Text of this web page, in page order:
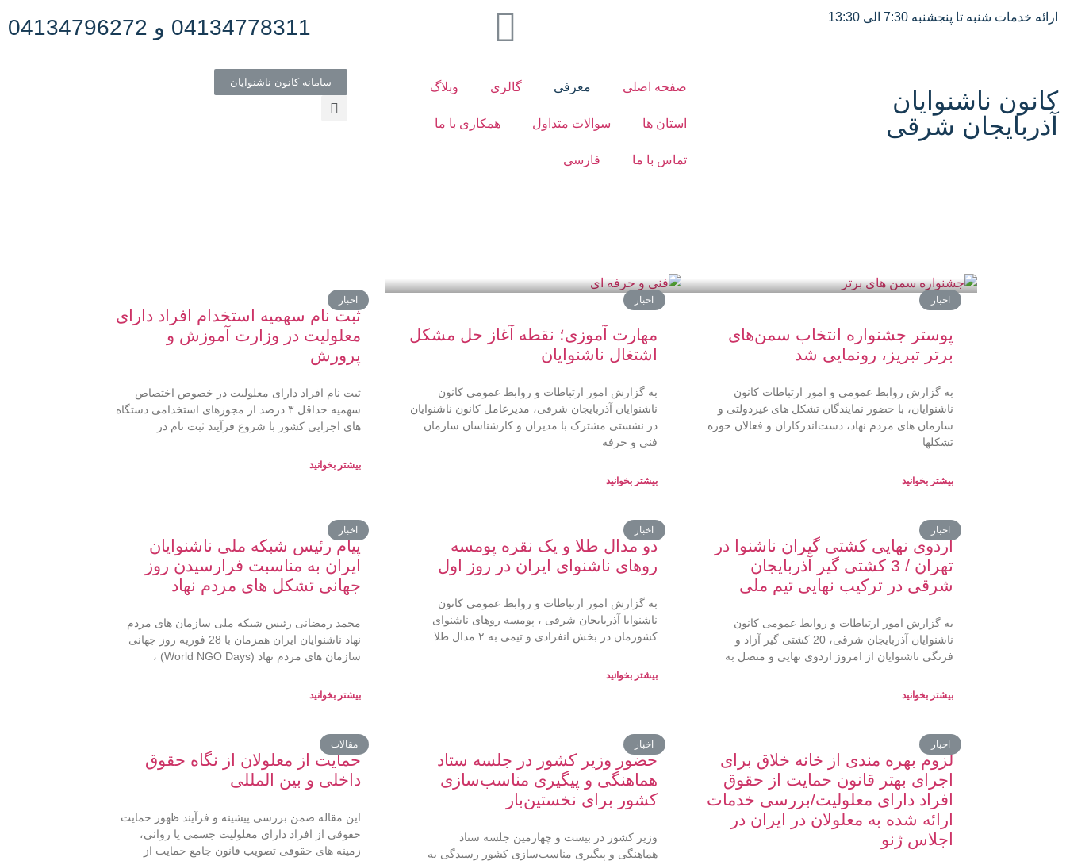
ارائه خدمات شنبه تا پنجشنبه 7:30 الی 13:30 04134778311 و 04134796272
کانون ناشنوایان
آذربایجان شرقی
صفحه اصلی معرفی گالری وبلاگ
استان ها سوالات متداول همکاری با ما
تماس با ما فارسی
سامانه کانون ناشنوایان
اخبار
پوستر جشنواره انتخاب سمن‌های
برتر تبریز، رونمایی شد
به گزارش روابط عمومی و امور ارتباطات کانون
ناشنوایان، با حضور نمايندگان تشکل های غیردولتی و
سازمان های مردم نهاد، دست‌اندرکاران و فعالان حوزه
تشکلها
بیشتر بخوانید
اخبار
مهارت آموزی؛ نقطه آغاز حل مشکل
اشتغال ناشنوایان
به گزارش امور ارتباطات و روابط عمومی کانون
ناشنوایان آذربایجان شرقی، مدیرعامل کانون ناشنوایان
در نشستی مشترک با مدیران و کارشناسان سازمان
فنی و حرفه
بیشتر بخوانید
اخبار
ثبت نام سهمیه استخدام افراد دارای
معلولیت در وزارت آموزش و
پرورش
ثبت نام افراد دارای معلولیت در خصوص اختصاص
سهمیه حداقل ۳ درصد از مجوزهای استخدامی دستگاه
های اجرایی کشور با شروع فرآیند ثبت نام در
بیشتر بخوانید
اخبار
اردوی نهایی کشتی گیران ناشنوا در
تهران / 3 کشتی گیر آذربایجان
شرقی در ترکیب نهایی تیم ملی
به گزارش امور ارتباطات و روابط عمومی کانون
ناشنوایان آذربایجان شرقی، 20 کشتی گیر آزاد و
فرنگی ناشنوایان از امروز اردوی نهایی و متصل به
بیشتر بخوانید
اخبار
دو مدال طلا و یک نقره پومسه
روهای ناشنوای ایران در روز اول
به گزارش امور ارتباطات و روابط عمومی کانون
ناشنوایا آذربایجان شرقی ، پومسه روهای ناشنوای
کشورمان در بخش انفرادی و تیمی به ۲ مدال طلا
بیشتر بخوانید
اخبار
پیام رئیس شبکه ملی ناشنوایان
ایران به مناسبت فرارسیدن روز
جهانی تشکل های مردم نهاد
محمد رمضانی رئیس شبکه ملی سازمان های مردم
نهاد ناشنوایان ایران همزمان با 28 فوریه روز جهانی
سازمان های مردم نهاد (World NGO Days) ،
بیشتر بخوانید
اخبار
لزوم بهره مندی از خانه خلاق برای
اجرای بهتر قانون حمایت از حقوق
افراد دارای معلولیت/بررسی خدمات
ارائه شده به معلولان در ایران در
اجلاس ژنو
اخبار
حضور وزیر کشور در جلسه ستاد
هماهنگی و پیگیری مناسب‌سازی
کشور برای نخستین‌بار
وزیر کشور در بیست و چهارمین جلسه ستاد
هماهنگی و پیگیری مناسب‌سازی کشور رسیدگی به
مقالات
حمایت از معلولان از نگاه حقوق
داخلی و بین المللی
این مقاله ضمن بررسی پیشینه و فرآیند ظهور حمایت
حقوقی از افراد دارای معلولیت جسمی یا روانی،
زمینه های حقوقی تصویب قانون جامع حمایت از